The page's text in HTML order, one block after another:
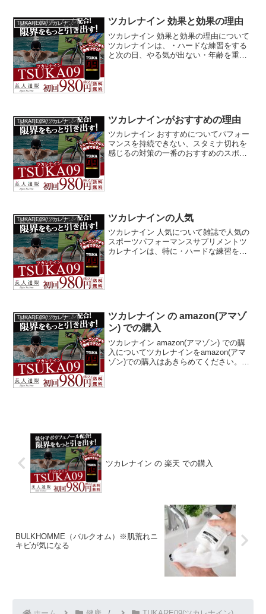
TUKARE09(ツカレナイン) ツカレナイン 効果と効果の理由
ツカレナイン 効果と効果の理由について
ツカレナインは、・ハードな練習をする
と次の日、やる気が出ない・年齢を重ね
TUKARE09(ツカレナイン) ツカレナインがおすすめの理由
ツカレナイン おすすめについてパフォー
マンスを持続できない、スタミナ切れを
感じるの対策の一番のおすすめのスポー
TUKARE09(ツカレナイン) ツカレナインの人気
ツカレナイン 人気について雑誌で人気の
スポーツパフォーマンスサプリメントツ
カレナインは、特に・ハードな練習をす
TUKARE09(ツカレナイン)
ツカレナイン の amazon(アマゾ
ン) での購入
ツカレナイン amazon(アマゾン) での購
入についてツカレナインをamazon(アマ
ゾン)での購入はあきらめてください。ツ
ツカレナイン の 楽天 での購入
BULKHOMME（バルクオム）※肌荒れニ
キビが気になる